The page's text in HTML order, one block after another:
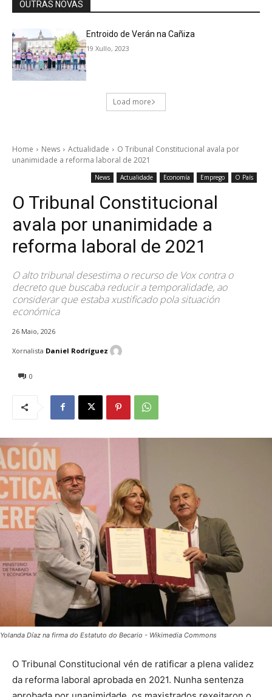
OUTRAS NOVAS
Entroido de Verán na Cañiza
19 Xullo, 2023
Load more